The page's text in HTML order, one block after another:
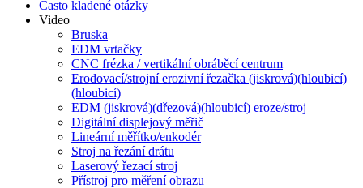
Často kladené otázky
Video
Bruska
EDM vrtačky
CNC frézka / vertikální obráběcí centrum
Erodovací/strojní erozivní řezačka (jiskrová)(hloubicí)
(hloubicí)
EDM (jiskrová)(dřezová)(hloubicí) eroze/stroj
Digitální displejový měřič
Lineární měřítko/enkodér
Stroj na řezání drátu
Laserový řezací stroj
Přístroj pro měření obrazu